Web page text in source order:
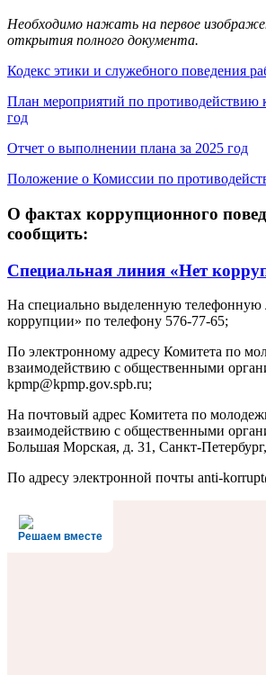
Необходимо нажать на первое
открытия полного документа.
Кодекс этики и служебного поведения
План мероприятий по противодействию
год
Отчет о выполнении плана за 2025 год
Положение о Комиссии по
О фактах коррупционного
сообщить:
Специальная линия «Нет
На специально выделенную
коррупции» по телефону 576-77-65;
По электронному адресу Комитета по
взаимодействию с общественными
kpmp@kpmp.gov.spb.ru;
На почтовый адрес Комитета по
взаимодействию с общественными
Большая Морская, д. 31, Санкт-
По адресу электронной почты anti-
Решаем вместе